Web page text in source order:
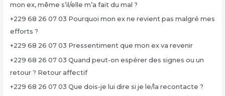
mon ex, même s’il/elle m’a fait du mal ?
+229 68 26 07 03 Pourquoi mon ex ne revient pas malgré mes
efforts ?
+229 68 26 07 03 Pressentiment que mon ex va revenir
+229 68 26 07 03 Quand peut-on espérer des signes ou un
retour ? Retour affectif
+229 68 26 07 03 Que dois-je lui dire si je le/la recontacte ?